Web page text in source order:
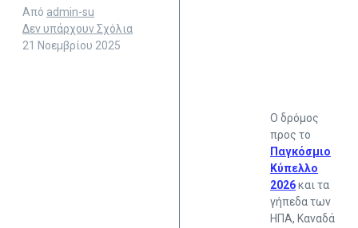
Από admin-su
Δεν υπάρχουν Σχόλια
21 Νοεμβρίου 2025
Ο δρόμος
προς το
Παγκόσμιο
Κύπελλο
2026και τα
γήπεδα των
ΗΠΑ, Καναδά